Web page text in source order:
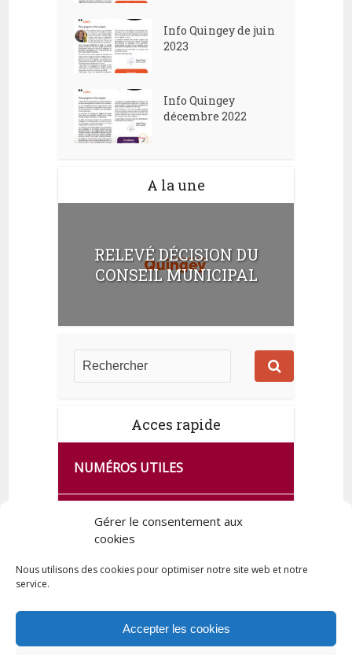
Gérer le consentement aux
cookies
Nous utilisons des cookies pour optimiser notre site web et notre
service.
Accepter les cookies
Info Quingey de juin
2023
Info Quingey
décembre 2022
A la une
RELEVÉ DÉCISION DU
CONSEIL MUNICIPAL
Acces rapide
NUMÉROS UTILES
CA SE PASSE À FRANCE SERVICES
DE QUINGEY